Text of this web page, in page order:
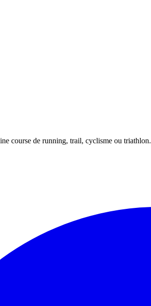
course de running, trail, cyclisme ou triathlon.